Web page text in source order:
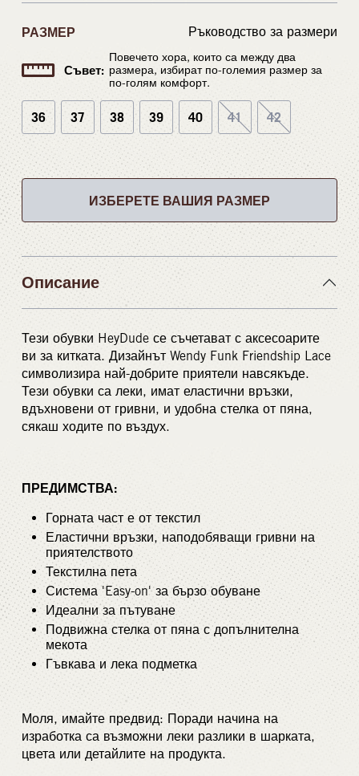
РАЗМЕР Ръководство за размери
Съвет:
Повечето хора, които са между два
размера, избират по-големия размер за
по-голям комфорт.
36 37 38 39 40 41 42
ИЗБЕРЕТЕ ВАШИЯ РАЗМЕР
Описание
Тези обувки HeyDude се съчетават с аксесоарите
ви за китката. Дизайнът Wendy Funk Friendship Lace
символизира най-добрите приятели навсякъде.
Тези обувки са леки, имат еластични връзки,
вдъхновени от гривни, и удобна стелка от пяна,
сякаш ходите по въздух.
ПРЕДИМСТВА:
Горната част е от текстил
Еластични връзки, наподобяващи гривни на
приятелството
Текстилна пета
Система 'Easy-on' за бързо обуване
Идеални за пътуване
Подвижна стелка от пяна с допълнителна
мекота
Гъвкава и лека подметка
Моля, имайте предвид: Поради начина на
изработка са възможни леки разлики в шарката,
цвета или детайлите на продукта.